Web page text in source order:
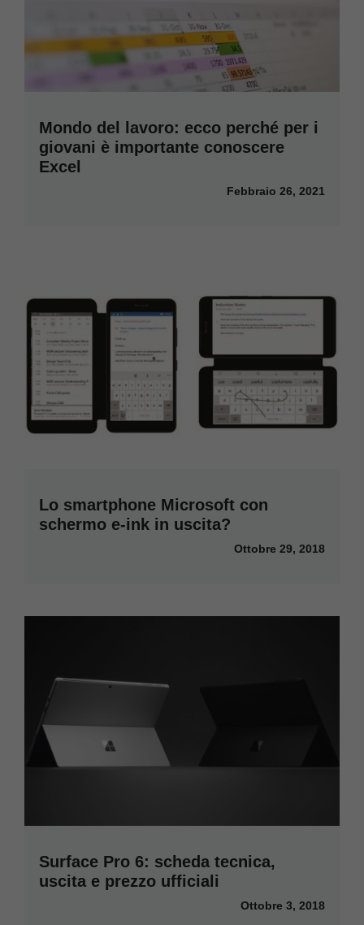
Mondo del lavoro: ecco perché per i
giovani è importante conoscere
Excel
Febbraio 26, 2021
Lo smartphone Microsoft con
schermo e-ink in uscita?
Ottobre 29, 2018
Surface Pro 6: scheda tecnica,
uscita e prezzo ufficiali
Ottobre 3, 2018